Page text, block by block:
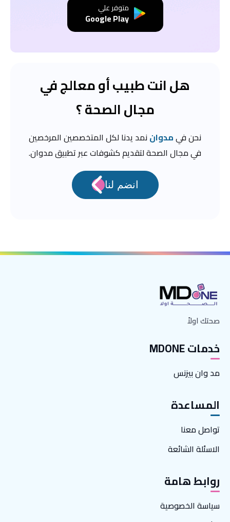
متوفر علي
Google Play
هل انت طبيب أو معالج في
مجال الصحة ؟
نحن فيمدوان نمد يدنا لكل المتخصصين المرخصين
في مجال الصحة لتقديم كشوفات عبر تطبيق مدوان.
انضم لنا
صحتك اولاً
خدمات MDONE
مد وان بيزنس
المساعدة
تواصل معنا
الاسئلة الشائعة
روابط هامة
سياسة الخصوصية